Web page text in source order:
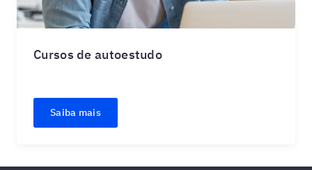
Cursos de autoestudo
Saiba mais